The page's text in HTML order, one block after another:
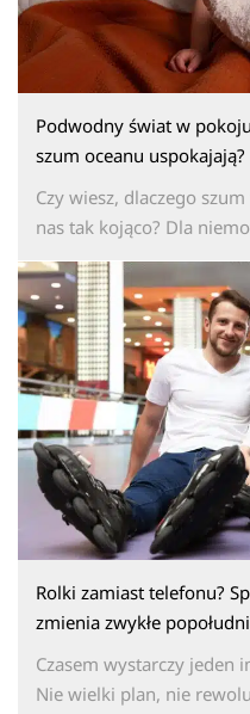
Podwodny świat w
szum oceanu uspokajają?
Czy wiesz, dlaczego
nas tak kojąco? Dla
Rolki zamiast telefonu?
zmienia zwykłe
Czasem wystarczy jeden
Nie wielki plan, nie